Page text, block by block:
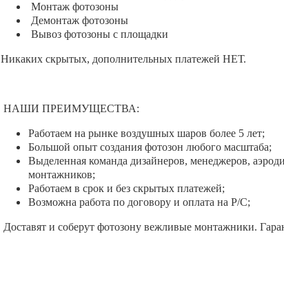
Монтаж фотозоны
Демонтаж фотозоны
Вывоз фотозоны с площадки
Никаких скрытых, дополнительных платежей НЕТ.
НАШИ ПРЕИМУЩЕСТВА:
Работаем на рынке воздушных шаров более 5 лет;
Большой опыт создания фотозон любого масштаба;
Выделенная команда дизайнеров, менеджеров,
монтажников;
Работаем в срок и без скрытых платежей;
Возможна работа по договору и оплата на Р/С;
Доставят и соберут фотозону вежливые монтажники.